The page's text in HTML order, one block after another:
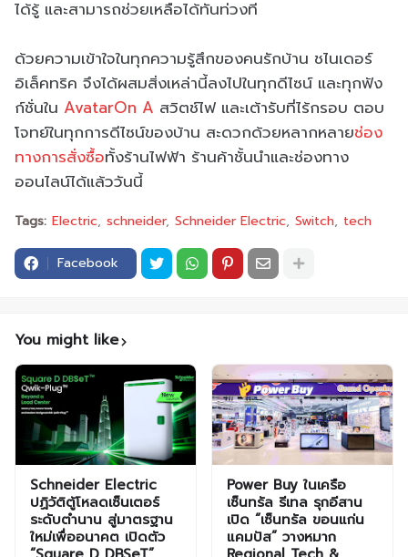
ได้รู้ และสามารถช่วยเหลือได้ทันท่วงที
ด้วยความเข้าใจในทุกความรู้สึกของคนรักบ้าน ชไนเดอร์
อิเล็คทริค จึงได้ผสมสิ่งเหล่านี้ลงไปในทุกดีไซน์ และทุกฟัง
ก์ชั่นใน AvatarOn A สวิตช์ไฟ และเต้ารับที่ไร้กรอบ ตอบ
โจทย์ในทุกการดีไซน์ของบ้าน สะดวกด้วยหลากหลายช่อง
ทางการสั่งซื้อทั้งร้านไฟฟ้า ร้านค้าชั้นนำและช่องทาง
ออนไลน์ได้แล้ววันนี้
Tags: Electric schneider Schneider Electric Switch tech
Facebook
You might like
Schneider Electric
ปฏิวัติตู้โหลดเซ็นเตอร์
ระดับตำนาน สู่มาตรฐาน
ใหม่เพื่ออนาคต เปิดตัว
Power Buy ในเครือ
เซ็นทรัล รีเทล รุกอีสาน
เปิด “เซ็นทรัล ขอนแก่น
แคมปัส” วางหมาก